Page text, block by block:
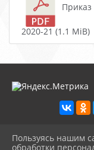
2020-21 (1.1 MiB)
2026 г. centr-
Пользуясь нашим
обработки